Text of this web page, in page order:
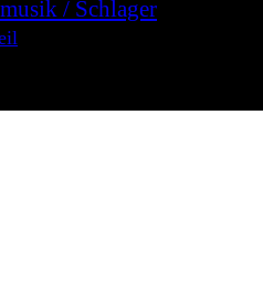
/ Schlager